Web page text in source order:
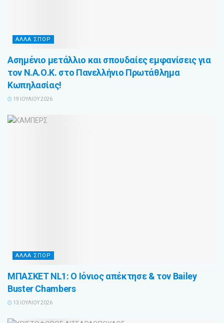
ΑΛΛΑ ΣΠΟΡ
Ασημένιο μετάλλιο και σπουδαίες εμφανίσεις για
τον Ν.Α.Ο.Κ. στο Πανελλήνιο Πρωτάθλημα
Κωπηλασίας!
19 ΙΟΥΛΊΟΥ 2026
ΑΛΛΑ ΣΠΟΡ
ΜΠΑΣΚΕΤ NL1: Ο Ιόνιος απέκτησε & τον Bailey
Buster Chambers
13 ΙΟΥΛΊΟΥ 2026